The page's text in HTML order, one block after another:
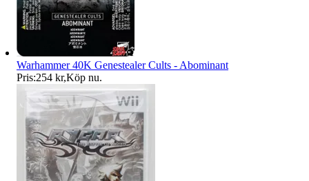
Warhammer 40K Genestealer Cults - Abominant
Pris:254 kr,Köp nu.